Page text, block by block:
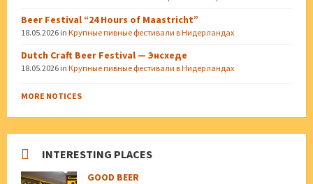
Beer Festival “24 Hours of Maastricht”
18.05.2026 in Крупные пивные фестивали в Нидерландах
Dutch Craft Beer Festival — Энсхеде
18.05.2026 in Крупные пивные фестивали в Нидерландах
MORE NOTICES
INTERESTING PLACES
GOOD BEER